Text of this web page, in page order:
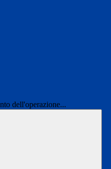
dell'operazione...